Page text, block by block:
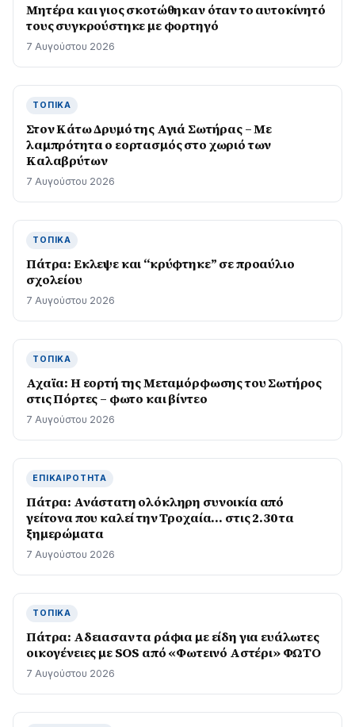
Μητέρα και γιος σκοτώθηκαν όταν το αυτοκίνητό
τους συγκρούστηκε με φορτηγό
7 Αυγούστου 2026
ΤΟΠΙΚΆ
Στον Κάτω Δρυμό της Αγιά Σωτήρας – Με
λαμπρότητα ο εορτασμός στο χωριό των
Καλαβρύτων
7 Αυγούστου 2026
ΤΟΠΙΚΆ
Πάτρα: Εκλεψε και “κρύφτηκε” σε προαύλιο
σχολείου
7 Αυγούστου 2026
ΤΟΠΙΚΆ
Αχαϊα: Η εορτή της Μεταμόρφωσης του Σωτήρος
στις Πόρτες – φωτο και βίντεο
7 Αυγούστου 2026
ΕΠΙΚΑΙΡΌΤΗΤΑ
Πάτρα: Ανάστατη ολόκληρη συνοικία από
γείτονα που καλεί την Τροχαία… στις 2.30 τα
ξημερώματα
7 Αυγούστου 2026
ΤΟΠΙΚΆ
Πάτρα: Αδειασαν τα ράφια με είδη για ευάλωτες
οικογένειες με SOS από «Φωτεινό Αστέρι» ΦΩΤΟ
7 Αυγούστου 2026